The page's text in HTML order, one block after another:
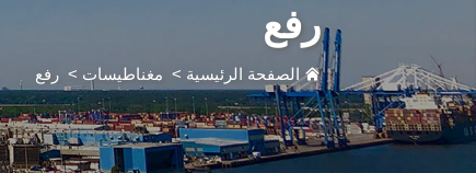
رفع
الصفحة الرئيسية > مغناطيسات > رفع